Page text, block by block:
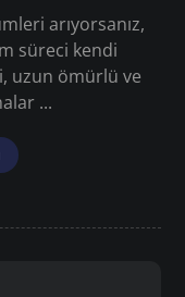
arıyorsanız,
süreci kendi
uzun ömürlü ve
...